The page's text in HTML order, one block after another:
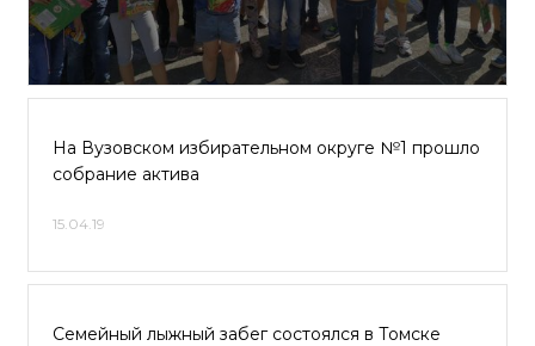
На Вузовском избирательном округе №1 прошло
собрание актива
15.04.19
Семейный лыжный забег состоялся в Томске